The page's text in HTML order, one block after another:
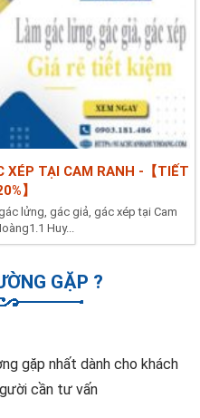
XÉP TẠI CAM RANH -【TIẾT
】
lửng, gác giả, gác xép tại Cam
Huy...
GẶP ?
gặp nhất dành cho khách
cần tư vấn